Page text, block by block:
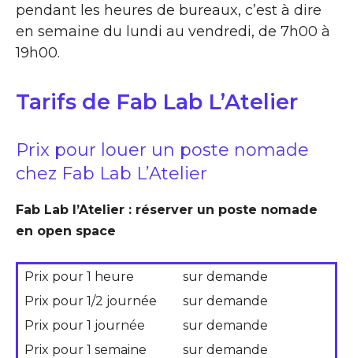
pendant les heures de bureaux, c’est à dire
en semaine du lundi au vendredi, de 7h00 à
19h00.
Tarifs de Fab Lab L’Atelier
Prix pour louer un poste nomade
chez Fab Lab L’Atelier
Fab Lab l’Atelier : réserver un poste nomade
en open space
Prix pour 1 heure
sur demande
Prix pour 1/2 journée
sur demande
Prix pour 1 journée
sur demande
Prix pour 1 semaine
sur demande